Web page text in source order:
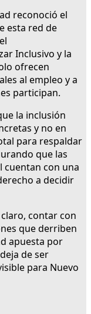
reconoció el
esta red de
Inclusivo y la
ofrecen
al empleo y a
participan.
la inclusión
y no en
para respaldar
que las
cuentan con una
a decidir
contar con
que derriben
apuesta por
de ser
para Nuevo